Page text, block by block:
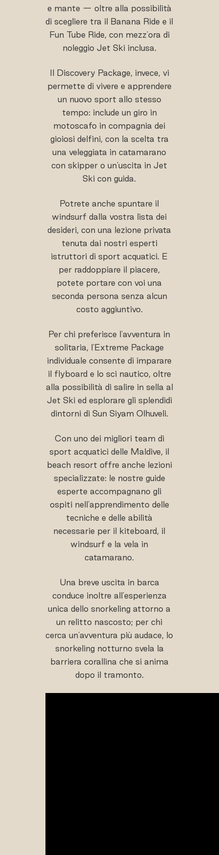
e mante — oltre alla possibilità
di scegliere tra il Banana Ride e il
Fun Tube Ride, con mezz'ora di
noleggio Jet Ski inclusa.
Il Discovery Package, invece, vi
permette di vivere e apprendere
un nuovo sport allo stesso
tempo: include un giro in
motoscafo in compagnia dei
gioiosi delfini, con la scelta tra
una veleggiata in catamarano
con skipper o un'uscita in Jet
Ski con guida.
Potrete anche spuntare il
windsurf dalla vostra lista dei
desideri, con una lezione privata
tenuta dai nostri esperti
istruttori di sport acquatici. E
per raddoppiare il piacere,
potete portare con voi una
seconda persona senza alcun
costo aggiuntivo.
Per chi preferisce l'avventura in
solitaria, l'Extreme Package
individuale consente di imparare
il flyboard e lo sci nautico, oltre
alla possibilità di salire in sella al
Jet Ski ed esplorare gli splendidi
dintorni di Sun Siyam Olhuveli.
Con uno dei migliori team di
sport acquatici delle Maldive, il
beach resort offre anche lezioni
specializzate: le nostre guide
esperte accompagnano gli
ospiti nell'apprendimento delle
tecniche e delle abilità
necessarie per il kiteboard, il
windsurf e la vela in
catamarano.
Una breve uscita in barca
conduce inoltre all'esperienza
unica dello snorkeling attorno a
un relitto nascosto; per chi
cerca un'avventura più audace, lo
snorkeling notturno svela la
barriera corallina che si anima
dopo il tramonto.